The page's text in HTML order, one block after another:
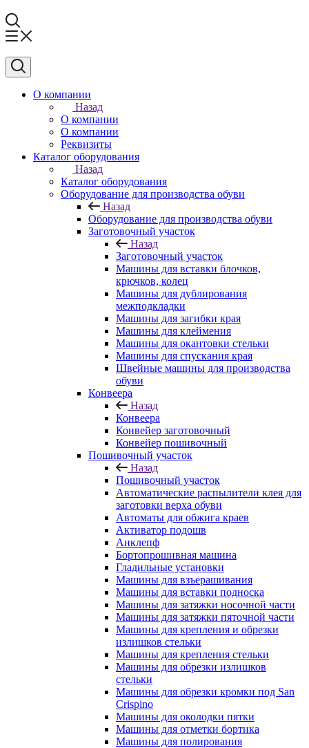
О компании
Назад
О компании
О компании
Реквизиты
Каталог оборудования
Назад
Каталог оборудования
Оборудование для производства обуви
Назад
Оборудование для производства обуви
Заготовочный участок
Назад
Заготовочный участок
Машины для вставки блочков,
крючков, колец
Машины для дублирования
межподкладки
Машины для загибки края
Машины для клеймения
Машины для окантовки стельки
Машины для спускания края
Швейные машины для производства
обуви
Конвеера
Назад
Конвеера
Конвейер заготовочный
Конвейер пошивочный
Пошивочный участок
Назад
Пошивочный участок
Автоматические распылители клея для
заготовки верха обуви
Автоматы для обжига краев
Активатор подошв
Анклепф
Бортопрошивная машина
Гладильные установки
Машины для взъерашивания
Машины для вставки подноска
Машины для затяжки носочной части
Машины для затяжки пяточной части
Машины для крепления и обрезки
излишков стельки
Машины для крепления стельки
Машины для обрезки излишков
стельки
Машины для обрезки кромки под San
Crispino
Машины для околодки пятки
Машины для отметки бортика
Машины для полирования